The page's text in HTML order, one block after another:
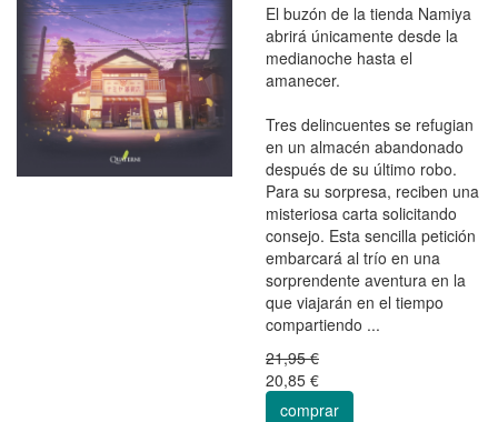
El buzón de la tienda Namiya
abrirá únicamente desde la
medianoche hasta el
amanecer.
Tres delincuentes se refugian
en un almacén abandonado
después de su último robo.
Para su sorpresa, reciben una
misteriosa carta solicitando
consejo. Esta sencilla petición
embarcará al trío en una
sorprendente aventura en la
que viajarán en el tiempo
compartiendo ...
21,95 €
20,85 €
comprar